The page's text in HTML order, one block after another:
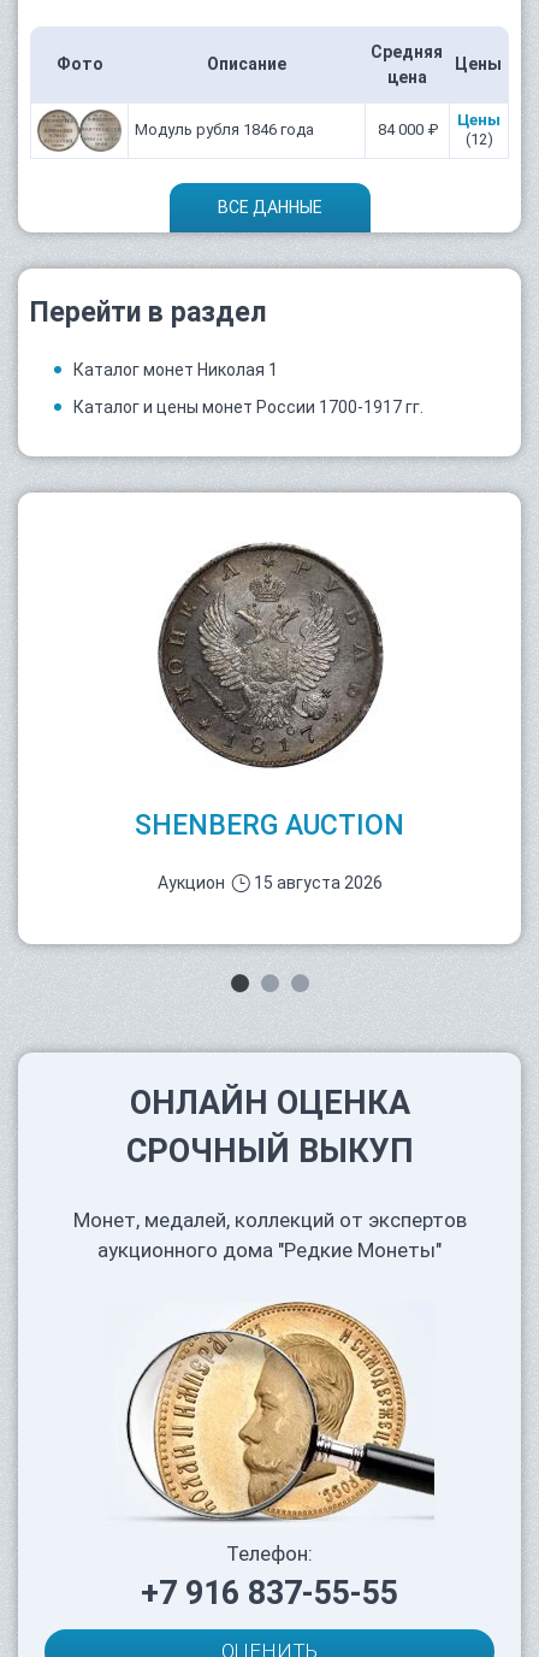
Фото Описание
Средняя
цена
Цены
Модуль рубля 1846 года 84 000 ₽
Цены
(12)
ВСЕ ДАННЫЕ
Перейти в раздел
Каталог монет Николая 1
Каталог и цены монет России 1700-1917 гг.
SHENBERG AUCTION
Аукцион 15 августа 2026
ОНЛАЙН ОЦЕНКА
СРОЧНЫЙ ВЫКУП
Монет, медалей, коллекций от экспертов
аукционного дома "Редкие Монеты"
Телефон:
+7 916 837-55-55
ОЦЕНИТЬ